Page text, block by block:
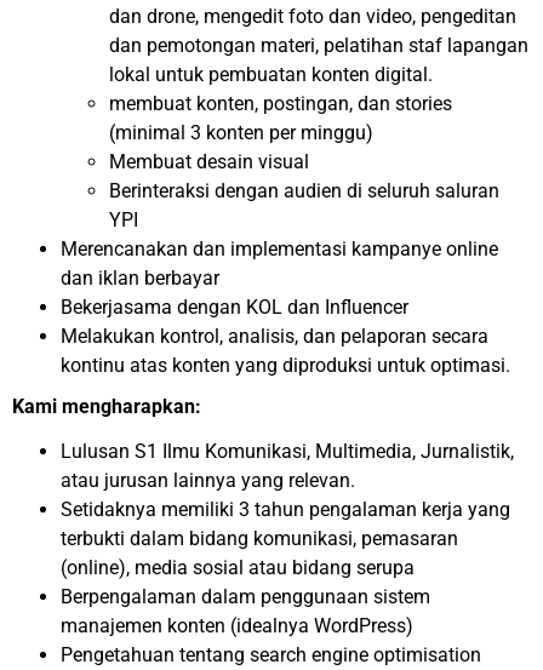
dan drone, mengedit foto dan video, pengeditan
dan pemotongan materi, pelatihan staf lapangan
lokal untuk pembuatan konten digital.
membuat konten, postingan, dan stories
(minimal 3 konten per minggu)
Membuat desain visual
Berinteraksi dengan audien di seluruh saluran
YPI
Merencanakan dan implementasi kampanye online
dan iklan berbayar
Bekerjasama dengan KOL dan Influencer
Melakukan kontrol, analisis, dan pelaporan secara
kontinu atas konten yang diproduksi untuk optimasi.
Kami mengharapkan:
Lulusan S1 Ilmu Komunikasi, Multimedia, Jurnalistik,
atau jurusan lainnya yang relevan.
Setidaknya memiliki 3 tahun pengalaman kerja yang
terbukti dalam bidang komunikasi, pemasaran
(online), media sosial atau bidang serupa
Berpengalaman dalam penggunaan sistem
manajemen konten (idealnya WordPress)
Pengetahuan tentang search engine optimisation